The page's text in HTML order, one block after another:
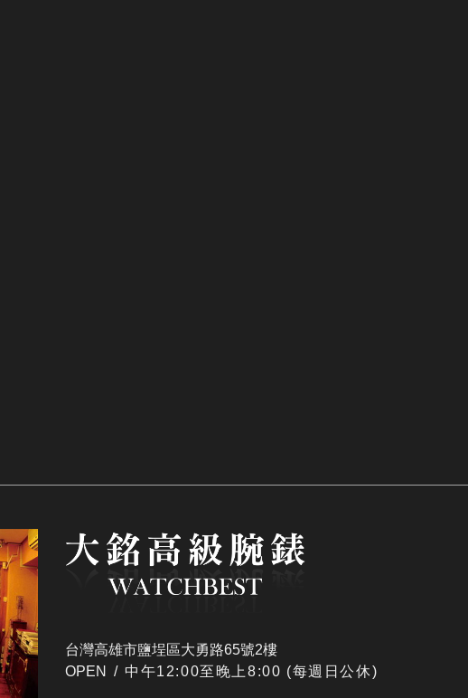
台灣高雄市鹽埕區大勇路65號2樓
OPEN / ​中午12:00至晚上8:00 (每週日公休)